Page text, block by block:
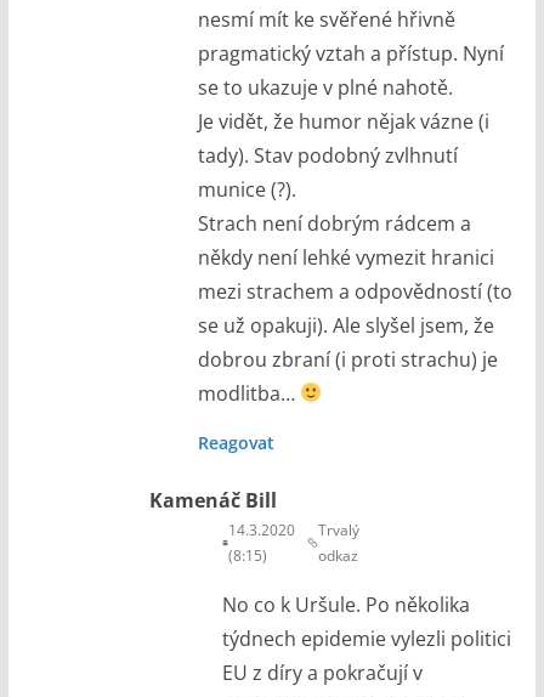
nesmí mít ke svěřené hřivně
pragmatický vztah a přístup. Nyní
se to ukazuje v plné nahotě.
Je vidět, že humor nějak vázne (i
tady). Stav podobný zvlhnutí
munice (?).
Strach není dobrým rádcem a
někdy není lehké vymezit hranici
mezi strachem a odpovědností (to
se už opakuji). Ale slyšel jsem, že
dobrou zbraní (i proti strachu) je
modlitba…
Reagovat
Kamenáč Bill
14.3.2020
(8:15)
Trvalý
odkaz
No co k Uršule. Po několika
týdnech epidemie vylezli politici
EU z díry a pokračují v